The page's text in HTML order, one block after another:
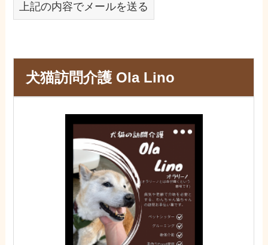
上記の内容でメールを送る
犬猫訪問介護 Ola Lino